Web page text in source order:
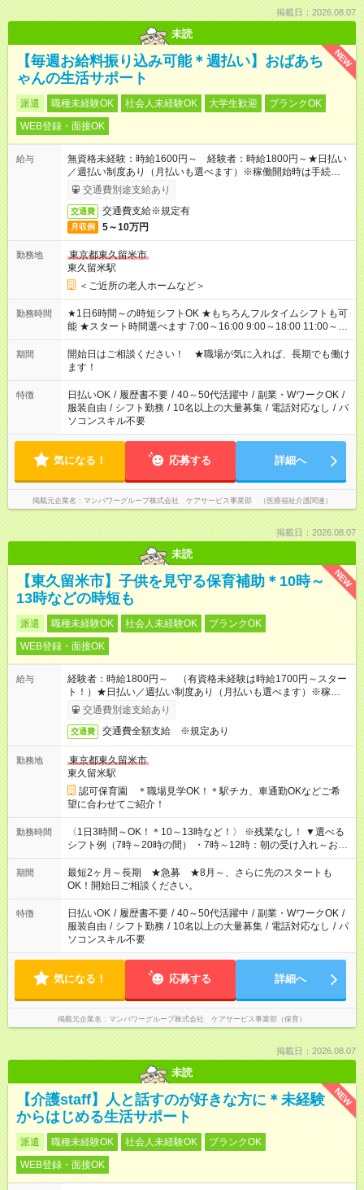
掲載日：2026.08.07
未読
NEW
【毎週お給料振り込み可能＊週払い】おばあち
ゃんの生活サポート
派遣 職種未経験OK 社会人未経験OK 大学生歓迎
ブランクOK
WEB登録・面接OK
給与
無資格未経験：時給1600円～ 経験者：時給1800円～★日払い
／週払い制度あり（月払いも選べます）※稼働開始時は手続き完
了次第のお支払いとなります。
交通費別途支給あり
交通費 交通費支給※規定有
月収例 5～10万円
勤務地
東京都東久留米市
東久留米駅
＜ご近所の老人ホームなど＞
勤務時間
★1日6時間～の時短シフトOK ★もちろんフルタイムシフトも可
能 ★スタート時間選べます 7:00～16:00 9:00～18:00 11:00～
20:00 など 残業なし！ ※Wワークの場合、他のお仕事と合わせ
週40時間超の就業はご案内できません ※法令に基づき、週20時
間以上勤務は社会保険への加入対象となります ※労働者派遣法
（日雇い派遣の原則禁止）により、短時間・短期間の就業はご
案内が難しい場合があります
期間
開始日はご相談ください！ ★職場が気に入れば、長期でも働け
ます！
特徴 日払いOK / 履歴書不要 / 40～50代活躍中 / 副業・WワークOK /
服装自由 / シフト勤務 / 10名以上の大量募集 / 電話対応なし / パ
ソコンスキル不要
気になる！ 応募する 詳細へ
掲載元企業名 マンパワーグループ株式会社 ケアサービス事業部 （医療福祉介護関連）
掲載日：2026.08.07
未読
NEW
【東久留米市】子供を見守る保育補助＊10時～
13時などの時短も
派遣 職種未経験OK 社会人未経験OK
ブランクOK
WEB登録・面接OK
給与
経験者：時給1800円～ （有資格未経験は時給1700円～スター
ト！）★日払い／週払い制度あり（月払いも選べます）※稼働開
始時は手続き完了次第のお支払いとなります★フルタイムできる
方は100円アップ！
交通費別途支給あり
交通費 交通費全額支給 ※規定あり
勤務地
東京都東久留米市
東久留米駅
認可保育園 ＊職場見学OK！＊駅チカ、車通勤OKなどご希
望に合わせてご紹介！
勤務時間
〈1日3時間～OK！＊10～13時など！〉 ※残業なし！ ▼選べる
シフト例（7時～20時の間） ・7時～12時：朝の受け入れ～お昼
の準備 ・10時～13時：園児の見守り～お昼の補助 ・9時～16
時：帰りの会まで！子供の成長を見守る ・15時～20時：夜のお
迎えサポート
期間
最短2ヶ月～長期 ★急募 ★8月～、さらに先のスタートも
OK！開始日ご相談ください。
特徴 日払いOK / 履歴書不要 / 40～50代活躍中 / 副業・WワークOK /
服装自由 / シフト勤務 / 10名以上の大量募集 / 電話対応なし / パ
ソコンスキル不要
気になる！ 応募する 詳細へ
掲載元企業名 マンパワーグループ株式会社 ケアサービス事業部（保育）
掲載日：2026.08.07
未読
NEW
【介護staff】人と話すのが好きな方に＊未経験
からはじめる生活サポート
派遣 職種未経験OK 社会人未経験OK
ブランクOK
WEB登録・面接OK